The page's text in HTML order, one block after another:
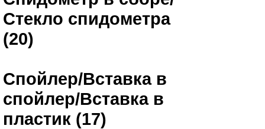
Стекло спидометра
(20)
Спойлер/Вставка в
спойлер/Вставка в
пластик (17)